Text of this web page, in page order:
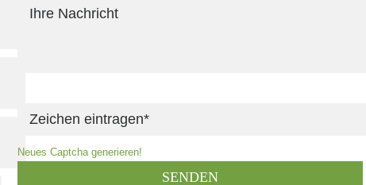
Neues Captcha generieren!